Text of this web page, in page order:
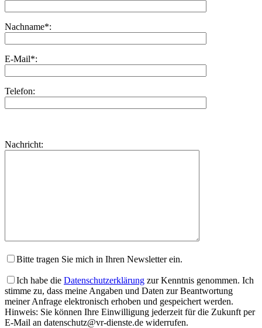
Nachname*:
E-Mail*:
Telefon:
dieses
lasse
Nachricht:
Bitte tragen Sie mich in Ihren Newsletter ein.
Ich habe die Datenschutzerklärung zur Kenntnis genommen. Ich
stimme zu, dass meine Angaben und Daten zur Beantwortung
meiner Anfrage elektronisch erhoben und gespeichert werden.
Hinweis: Sie können Ihre Einwilligung jederzeit für die Zukunft per
E-Mail an datenschutz@vr-dienste.de widerrufen.